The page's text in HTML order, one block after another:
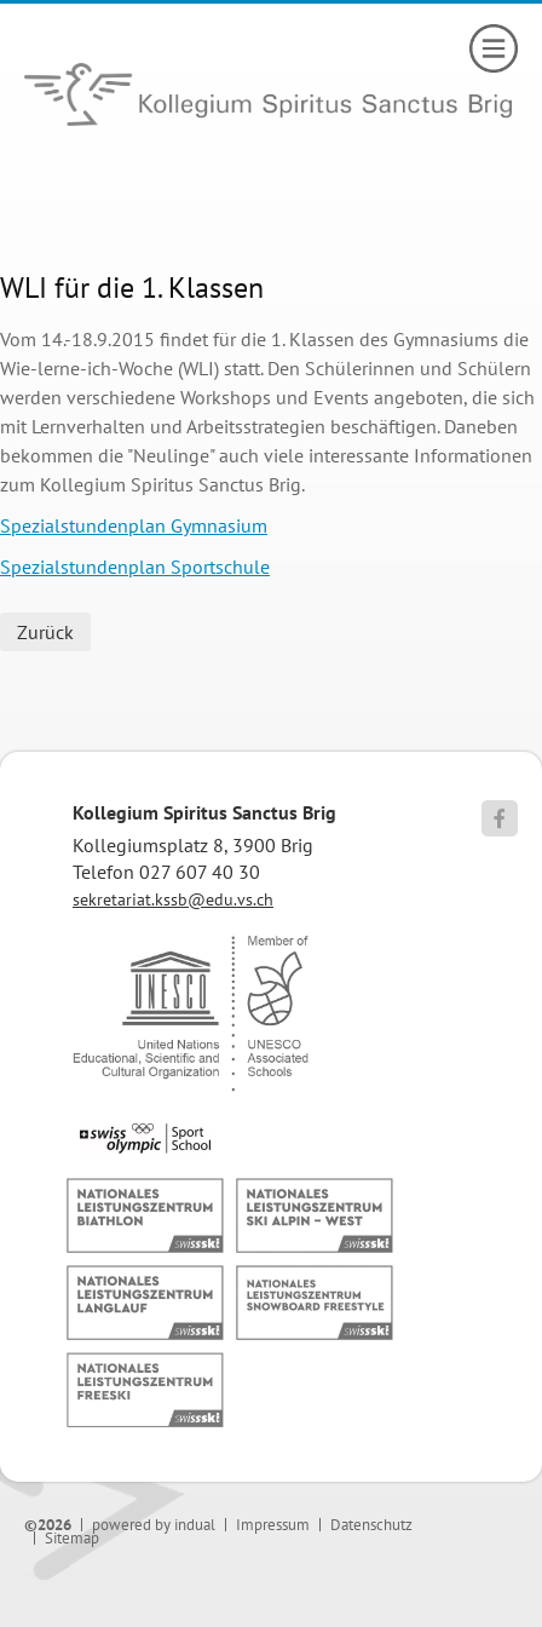
WLI für die 1. Klassen
Vom 14.-18.9.2015 findet für die 1. Klassen des Gymnasiums die
Wie-lerne-ich-Woche (WLI) statt. Den Schülerinnen und Schülern
werden verschiedene Workshops und Events angeboten, die sich
mit Lernverhalten und Arbeitsstrategien beschäftigen. Daneben
bekommen die "Neulinge" auch viele interessante Informationen
zum Kollegium Spiritus Sanctus Brig.
Spezialstundenplan Gymnasium
Spezialstundenplan Sportschule
Zurück
Kollegium Spiritus Sanctus Brig
Kollegiumsplatz 8, 3900 Brig
Telefon 027 607 40 30
sekretariat.kssb@edu.vs.ch

©2026 powered by indual Impressum Datenschutz
Sitemap